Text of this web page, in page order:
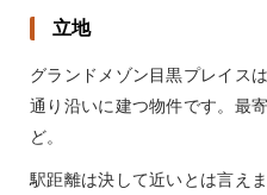
立地
グランドメゾン目黒プレイス
通り沿いに建つ物件です。最
ど。
駅距離は決して近いとは言え